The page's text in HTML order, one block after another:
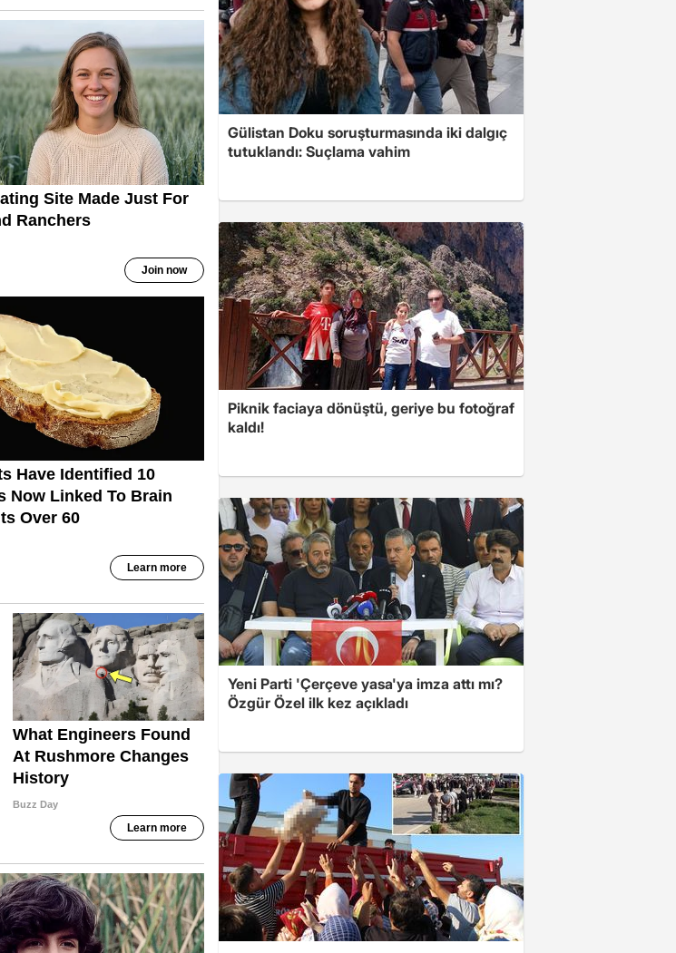
Gülistan Doku soruşturmasında iki dalgıç
tutuklandı: Suçlama vahim
Piknik faciaya dönüştü, geriye bu fotoğraf
kaldı!
Yeni Parti 'Çerçeve yasa'ya imza attı mı?
Özgür Özel ilk kez açıkladı